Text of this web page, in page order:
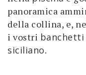
panoramica
della collina, e,
i vostri banchetti
siciliano.